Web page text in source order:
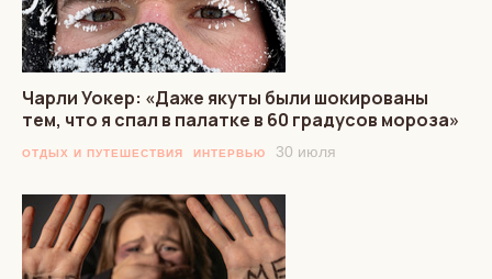
Чарли Уокер: «Даже якуты были шокированы
тем, что я спал в палатке в 60 градусов мороза»
ОТДЫХ И ПУТЕШЕСТВИЯ ИНТЕРВЬЮ 30 июля